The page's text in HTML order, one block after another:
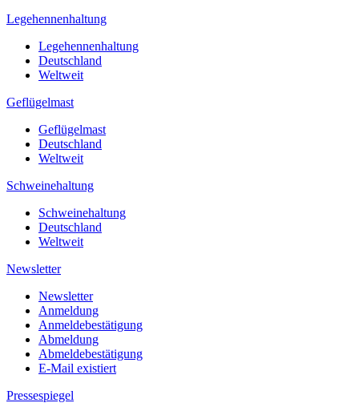
Legehennenhaltung
Legehennenhaltung
Deutschland
Weltweit
Geflügelmast
Geflügelmast
Deutschland
Weltweit
Schweinehaltung
Schweinehaltung
Deutschland
Weltweit
Newsletter
Newsletter
Anmeldung
Anmeldebestätigung
Abmeldung
Abmeldebestätigung
E-Mail existiert
Pressespiegel